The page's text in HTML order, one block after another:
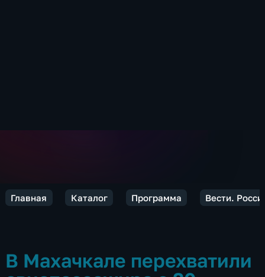
Главная Каталог Программа Вести.
В Махачкале перехватили